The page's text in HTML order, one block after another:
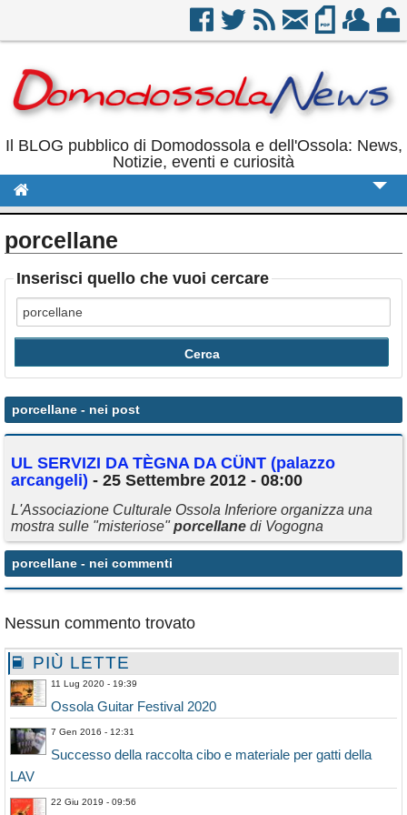
Il BLOG pubblico di Domodossola e dell'Ossola: News,
Notizie, eventi e curiosità
Politica
Eventi
Calendario
Annunci
porcellane
Inserisci quello che vuoi cercare
porcellane - nei post
UL SERVIZI DA TÈGNA DA CÜNT (palazzo
arcangeli) - 25 Settembre 2012 - 08:00
L'Associazione Culturale Ossola Inferiore organizza una
mostra sulle "misteriose"porcellane di Vogogna
porcellane - nei commenti
Nessun commento trovato
PIÙ LETTE
11 Lug 2020 - 19:39
Ossola Guitar Festival 2020
7 Gen 2016 - 12:31
Successo della raccolta cibo e materiale per gatti della
LAV
22 Giu 2019 - 09:56